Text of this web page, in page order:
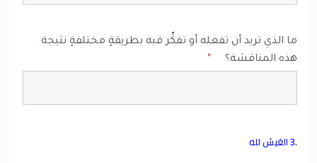
ما الذي تريد أن تفعله أو تفكِّر فيه بطريقةٍ مختلفةٍ نتيجة
هذه المناقشة؟ *
.3 العَيش لله